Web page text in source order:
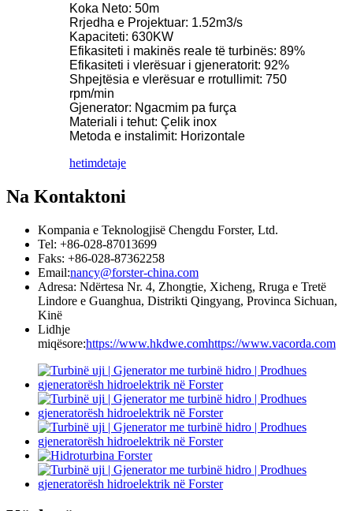
Koka Neto: 50m
Rrjedha e Projektuar: 1.52m3/s
Kapaciteti: 630KW
Efikasiteti i makinës reale të turbinës: 89%
Efikasiteti i vlerësuar i gjeneratorit: 92%
Shpejtësia e vlerësuar e rrotullimit: 750
rpm/min
Gjenerator: Ngacmim pa furça
Materiali i tehut: Çelik inox
Metoda e instalimit: Horizontale
hetimdetaje
Na Kontaktoni
Kompania e Teknologjisë Chengdu Forster, Ltd.
Tel: +86-028-87013699
Faks: +86-028-87362258
Email:nancy@forster-china.com
Adresa: Ndërtesa Nr. 4, Zhongtie, Xicheng, Rruga e Tretë
Lindore e Guanghua, Distrikti Qingyang, Provinca Sichuan,
Kinë
Lidhje
miqësore:https://www.hkdwe.comhttps://www.vacorda.com